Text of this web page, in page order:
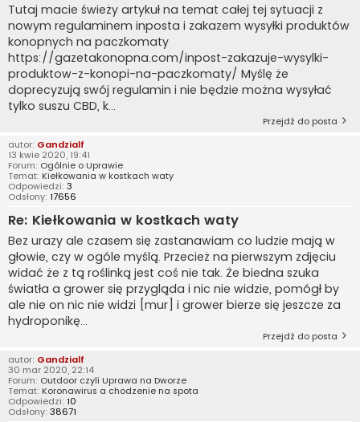
Tutaj macie świeży artykuł na temat całej tej sytuacji z
nowym regulaminem inposta i zakazem wysyłki produktów
konopnych na paczkomaty
https://gazetakonopna.com/inpost-zakazuje-wysylki-
produktow-z-konopi-na-paczkomaty/ Myślę że
doprecyzują swój regulamin i nie będzie można wysyłać
tylko suszu CBD, k...
Przejdź do posta
autor: Gandzialf
13 kwie 2020, 19:41
Forum: Ogólnie o Uprawie
Temat: Kiełkowania w kostkach waty
Odpowiedzi: 3
Odsłony: 17656
Re: Kiełkowania w kostkach waty
Bez urazy ale czasem się zastanawiam co ludzie mają w
głowie, czy w ogóle myślą. Przecież na pierwszym zdjęciu
widać że z tą roślinką jest coś nie tak. Że biedna szuka
światła a grower się przygląda i nic nie widzie, pomógł by
ale nie on nic nie widzi [mur] i grower bierze się jeszcze za
hydroponikę...
Przejdź do posta
autor: Gandzialf
30 mar 2020, 22:14
Forum: Outdoor czyli Uprawa na Dworze
Temat: Koronawirus a chodzenie na spota
Odpowiedzi: 10
Odsłony: 38671